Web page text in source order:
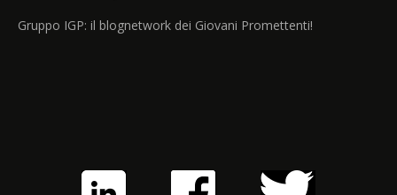
Gruppo IGP: il blognetwork dei Giovani Promettenti!